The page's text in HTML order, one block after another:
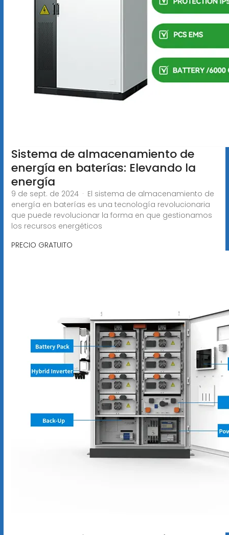
Sistema de almacenamiento de
energía en baterías: Elevando la
energía
9 de sept. de 2024 · El sistema de almacenamiento de
energía en baterías es una tecnología revolucionaria
que puede revolucionar la forma en que gestionamos
los recursos energéticos
PRECIO GRATUITO